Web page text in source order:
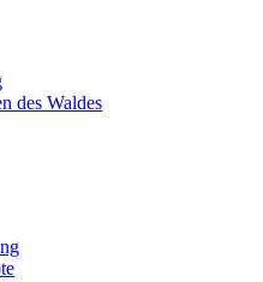
des Waldes